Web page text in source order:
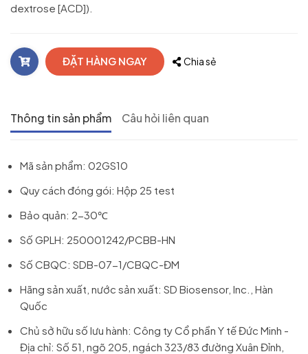
dextrose [ACD]).
ĐẶT HÀNG NGAY Chia sẻ
Thông tin sản phẩm Câu hỏi liên quan
Mã sản phẩm: 02GS10
Quy cách đóng gói: Hộp 25 test
Bảo quản: 2-30℃
Số GPLH: 250001242/PCBB-HN
Số CBQC: SDB-07-1/CBQC-ĐM
Hãng sản xuất, nước sản xuất: SD Biosensor, Inc., Hàn
Quốc
Chủ sở hữu số lưu hành: Công ty Cổ phần Y tế Đức Minh -
Địa chỉ: Số 51, ngõ 205, ngách 323/83 đường Xuân Đỉnh,